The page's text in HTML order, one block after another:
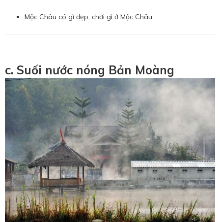
Mộc Châu có gì đẹp, chơi gì ở Mộc Châu
c. Suối nước nóng Bản Moàng